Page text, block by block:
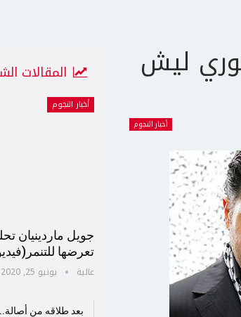
ليش
أخبار النجوم
المقالات
أخبار النجوم
جويل ماردينيان
تعرضها
عالية يونيو 25, 2020
بعد طلاقه من